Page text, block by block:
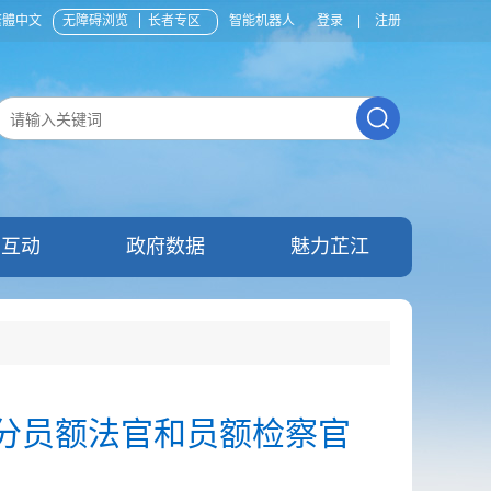
中文 无障碍浏览 长者专区 智能机器人 登录 注册
动 政府数据 魅力芷江
员额法官和员额检察官